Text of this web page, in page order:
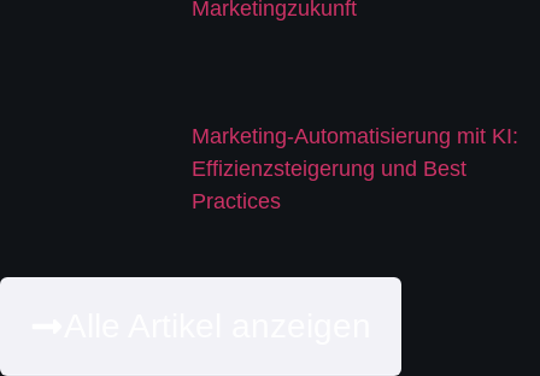
Marketingzukunft
Marketing-Automatisierung mit KI:
Effizienzsteigerung und Best
Practices